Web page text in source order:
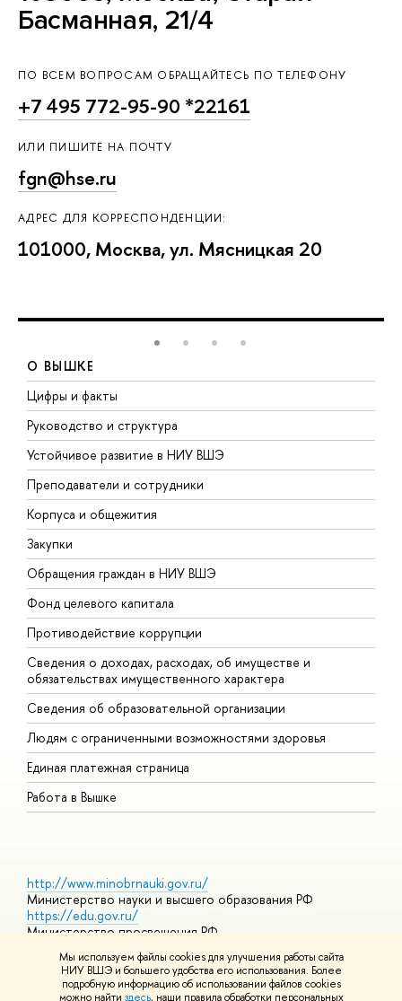
Мы используем файлы cookies для улучшения работы сайта
НИУ ВШЭ и большего удобства его использования. Более
подробную информацию об использовании файлов cookies
можно найти здесь, наши правила обработки персональных
Басманная, 21/4
ПО ВСЕМ ВОПРОСАМ ОБРАЩАЙТЕСЬ ПО ТЕЛЕФОНУ
+7 495 772-95-90 *22161
ИЛИ ПИШИТЕ НА ПОЧТУ
fgn@hse.ru
АДРЕС ДЛЯ КОРРЕСПОНДЕНЦИИ:
101000, Москва, ул. Мясницкая 20
О ВЫШКЕ
Цифры и факты
Руководство и структура
Устойчивое развитие в НИУ ВШЭ
Преподаватели и сотрудники
Корпуса и общежития
Закупки
Обращения граждан в НИУ ВШЭ
Фонд целевого капитала
Противодействие коррупции
Сведения о доходах, расходах, об имуществе и
обязательствах имущественного характера
Сведения об образовательной организации
Людям с ограниченными возможностями здоровья
Единая платежная страница
Работа в Вышке
http://www.minobrnauki.gov.ru/
Министерство науки и высшего образования РФ
https://edu.gov.ru/
Министерство просвещения РФ
https://elearning.hse.ru/mooc
Массовые открытые онлайн-курсы